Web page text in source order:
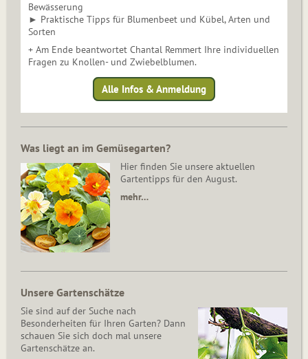
Bewässerung
► Praktische Tipps für Blumenbeet und Kübel, Arten und
Sorten
+ Am Ende beantwortet Chantal Remmert Ihre individuellen
Fragen zu Knollen- und Zwiebelblumen.
Alle Infos & Anmeldung
Was liegt an im Gemüsegarten?
Hier finden Sie unsere aktuellen
Gartentipps für den August.
mehr…
Unsere Gartenschätze
Sie sind auf der Suche nach
Besonderheiten für Ihren Garten? Dann
schauen Sie sich doch mal unsere
Gartenschätze an.